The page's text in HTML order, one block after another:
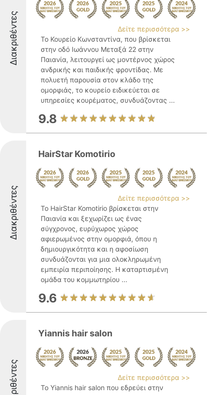
Διακριθέντες
Δείτε περισσότερα >>
Το Κουρείο Κωνσταντίνα, που βρίσκεται
στην οδό Ιωάννου Μεταξά 22 στην
Παιανία, λειτουργεί ως μοντέρνος χώρος
ανδρικής και παιδικής φροντίδας. Με
πολυετή παρουσία στον κλάδο της
ομορφιάς, το κουρείο ειδικεύεται σε
υπηρεσίες κουρέματος, συνδυάζοντας ...
9.8
Διακριθέντες
HairStar Komotirio
Δείτε περισσότερα >>
Το HairStar Komotirio βρίσκεται στην
Παιανία και ξεχωρίζει ως ένας
σύγχρονος, ευρύχωρος χώρος
αφιερωμένος στην ομορφιά, όπου η
δημιουργικότητα και η αφοσίωση
συνδυάζονται για μια ολοκληρωμένη
εμπειρία περιποίησης. Η καταρτισμένη
ομάδα του κομμωτηρίου ...
9.6
Yiannis hair salon
Δείτε περισσότερα >>
Το Yiannis hair salon που εδρεύει στην